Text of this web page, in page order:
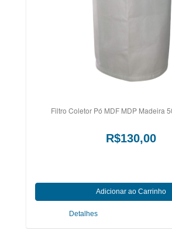
Filtro Coletor Pó MDF MDP Madeira
R$130,00
Detalhes